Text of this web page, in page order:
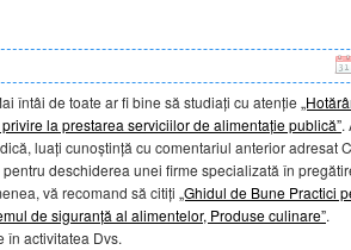
întâi de toate ar fi bine să studiați cu atenție
la prestarea serviciilor de alimentație publică”.
luați cunoștință cu comentariul anterior adresat
deschiderea unei firme specializată în
vă recomand să citiți „Ghidul de Bune Practici
de siguranță al alimentelor, Produse culinare”.
în activitatea Dvs.